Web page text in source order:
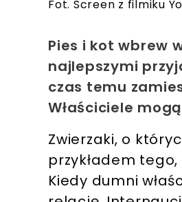
Fot. Screen z filmiku
Pies i kot wbrew
najlepszymi
czas temu
Właściciele
Zwierzaki, o
przykładem
Kiedy dumni